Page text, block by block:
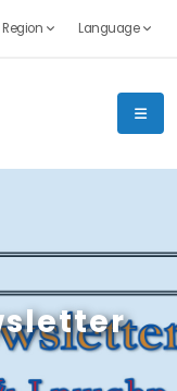
Region Language